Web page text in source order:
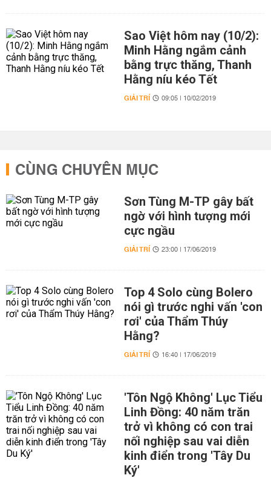
Sao Việt hôm nay (10/2):
Minh Hằng ngắm cảnh
bằng trực thăng, Thanh
Hằng níu kéo Tết
GIẢI TRÍ 09:05 | 10/02/2019
CÙNG CHUYÊN MỤC
Sơn Tùng M-TP gây bất
ngờ với hình tượng mới
cực ngầu
GIẢI TRÍ 23:00 | 17/06/2019
Top 4 Solo cùng Bolero
nói gì trước nghi vấn 'con
rơi' của Thẩm Thúy
Hằng?
GIẢI TRÍ 16:40 | 17/06/2019
'Tôn Ngộ Không' Lục Tiểu
Linh Đồng: 40 năm trăn
trở vì không có con trai
nối nghiệp sau vai diễn
kinh điển trong 'Tây Du
Ký'